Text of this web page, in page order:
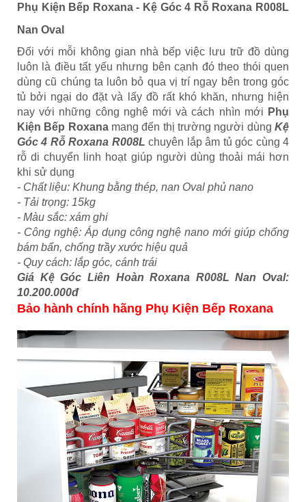
Phụ Kiện Bếp Roxana - Kệ Góc 4 Rỗ Roxana R008L
Nan Oval
Đối với mỗi không gian nhà bếp việc lưu trữ đồ dùng
luôn là điều tất yếu nhưng bên cạnh đó theo thói quen
dùng cũ chúng ta luôn bỏ qua vị trí ngay bên trong góc
tủ bởi ngại do đặt và lấy đồ rất khó khăn, nhưng hiện
nay với những công nghệ mới và cách nhìn mới Phụ
Kiện Bếp Roxanamang đến thị trường người dùngKệ
Góc 4 Rỗ Roxana R008L chuyên lắp âm tủ góc cùng 4
rỗ di chuyển linh hoạt giúp người dùng thoải mái hơn
khi sử dụng
- Chất liệu: Khung bằng thép, nan Oval phủ nano
- Tải trọng: 15kg
- Màu sắc: xám ghi
- Công nghệ: Áp dụng công nghệ nano mới giúp chống
bám bẩn, chống trầy xước hiệu quả
- Quy cách: lắp góc, cánh trái
Giá Kệ Góc Liên Hoàn Roxana R008L Nan Oval:
10.200.000đ
Bảo hành chính hãng Phụ Kiện Bếp Roxana